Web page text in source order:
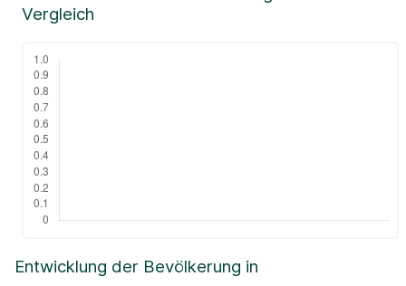
Entwicklung der Bevölkerung in
Vergleich